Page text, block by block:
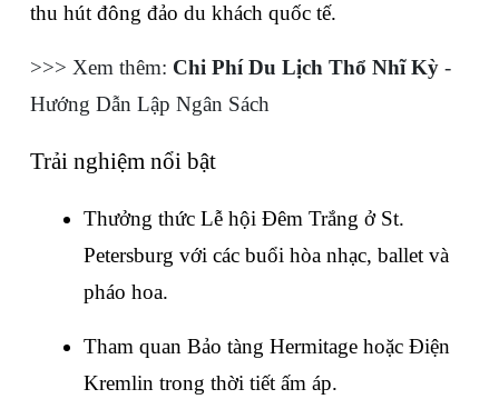
thu hút đông đảo du khách quốc tế.
>>> Xem thêm: Chi Phí Du Lịch Thổ Nhĩ Kỳ -
Hướng Dẫn Lập Ngân Sách
Trải nghiệm nổi bật
Thưởng thức Lễ hội Đêm Trắng ở St.
Petersburg với các buổi hòa nhạc, ballet và
pháo hoa.
Tham quan Bảo tàng Hermitage hoặc Điện
Kremlin trong thời tiết ấm áp.